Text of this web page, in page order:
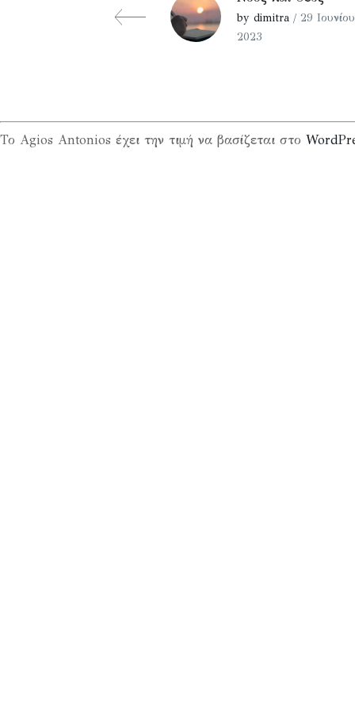
by dimitra / 29
2023
Το Agios Antonios έχει την τιμή να βασίζεται στο